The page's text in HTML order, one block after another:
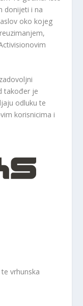
donijeti i na
oko kojeg
također je
odluku te
korisnicima i
vrhunska